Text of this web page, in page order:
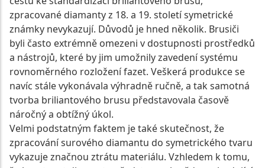
zpracované diamanty z 18. a 19. století symetrické
známky nevykazují. Důvodů je hned několik. Brusiči
byli často extrémně omezeni v dostupnosti prostředků
a nástrojů, které by jim umožnily zavedení systému
rovnoměrného rozložení fazet. Veškerá produkce se
navíc stále vykonávala výhradně ručně, a tak samotná
tvorba briliantového brusu představovala časově
náročný a obtížný úkol.
Velmi podstatným faktem je také skutečnost, že
zpracování surového diamantu do symetrického tvaru
vykazuje značnou ztrátu materiálu. Vzhledem k tomu,